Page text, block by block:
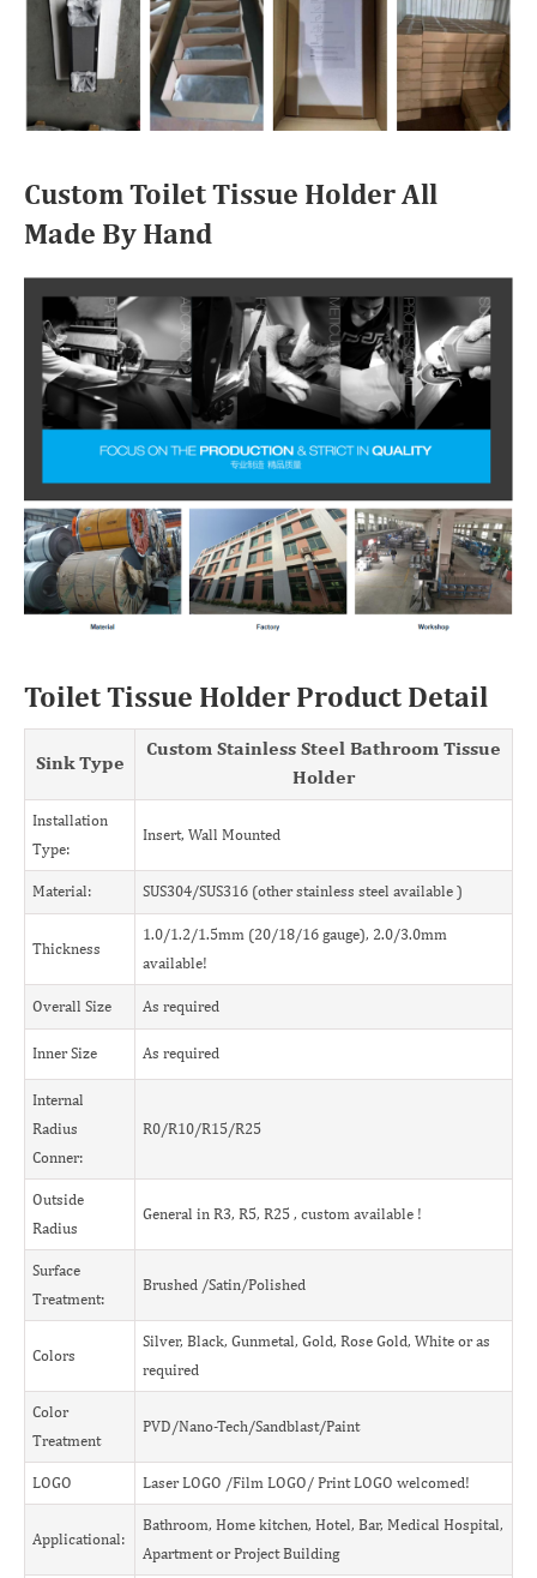
Custom Toilet Tissue Holder All
Made By Hand
Toilet Tissue Holder Product Detail
Sink Type
Custom Stainless Steel Bathroom Tissue
Holder
Installation
Type:
Insert, Wall Mounted
Material: SUS304/SUS316 (other stainless steel available )
Thickness
1.0/1.2/1.5mm (20/18/16 gauge), 2.0/3.0mm
available!
Overall Size As required
Inner Size As required
Internal
Radius
Conner:
R0/R10/R15/R25
Outside
Radius
General in R3, R5, R25 , custom available !
Surface
Treatment:
Brushed /Satin/Polished
Colors
Silver, Black, Gunmetal, Gold, Rose Gold, White or as
required
Color
Treatment
PVD/Nano-Tech/Sandblast/Paint
LOGO Laser LOGO /Film LOGO/ Print LOGO welcomed!
Applicational:
Bathroom, Home kitchen, Hotel, Bar, Medical Hospital,
Apartment or Project Building